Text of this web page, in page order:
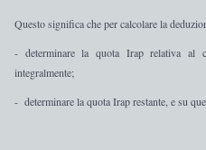
Questo significa che per calcolare la
- determinare la quota Iraprelativa al
integralmente;
- determinare laquota Irap restante , e su